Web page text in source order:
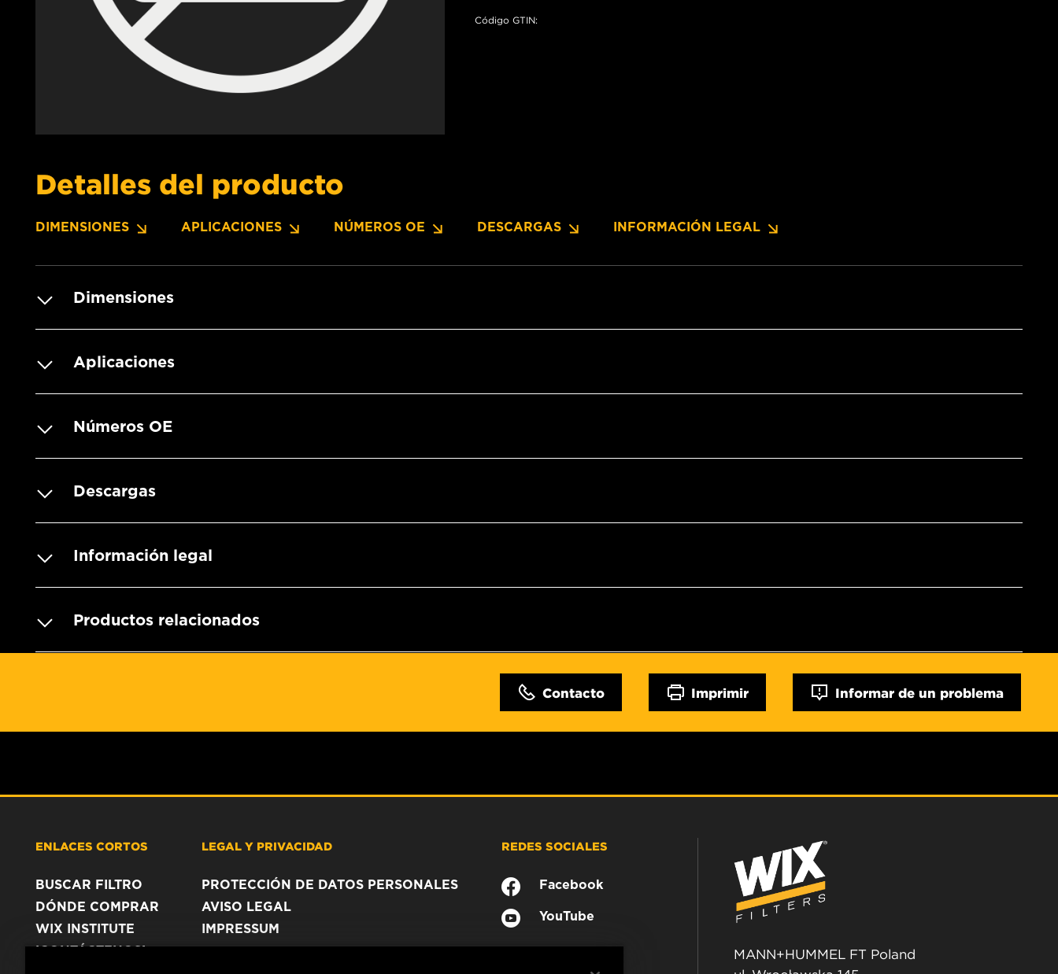
Código GTIN:
Detalles del producto
DIMENSIONES APLICACIONES NÚMEROS OE DESCARGAS INFORMACIÓN LEGAL
Dimensiones
Aplicaciones
Números OE
Descargas
Información legal
Productos relacionados
Contacto Imprimir Informar de un problema
ENLACES CORTOS
BUSCAR FILTRO
DÓNDE COMPRAR
WIX INSTITUTE
¡CONTÁCTENOS!
LEGAL Y PRIVACIDAD
PROTECCIÓN DE DATOS PERSONALES
AVISO LEGAL
IMPRESSUM
REDES SOCIALES
Facebook
YouTube
MANN+HUMMEL FT Poland